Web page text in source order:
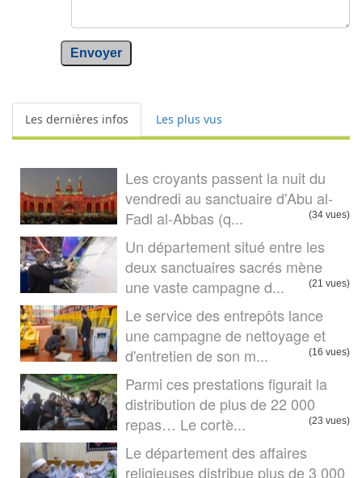
Envoyer
Les dernières infos Les plus vus
Les croyants passent la nuit du
vendredi au sanctuaire d'Abu al-
Fadl al-Abbas (q...
(34 vues)
Un département situé entre les
deux sanctuaires sacrés mène
une vaste campagne d...
(21 vues)
Le service des entrepôts lance
une campagne de nettoyage et
d'entretien de son m...
(16 vues)
Parmi ces prestations figurait la
distribution de plus de 22 000
repas… Le cortè...
(23 vues)
Le département des affaires
religieuses distribue plus de 3 000